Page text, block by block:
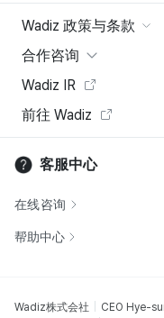
Wadiz 政策与条款
合作咨询
Wadiz IR
前往 Wadiz
客服中心
在线咨询
帮助中心
Wadiz株式会社 CEO Hye-